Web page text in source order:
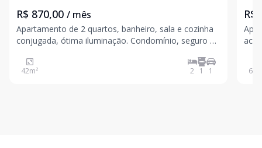
R$ 870,00 / mês
Apartamento de 2 quartos, banheiro, sala e cozinha
conjugada, ótima iluminação. Condomínio, seguro e
futebol, portaria 24 horas, segurança com
tecnologia. Valores sujeitos a alteração sem aviso
42m² 2 1 1
R$
60